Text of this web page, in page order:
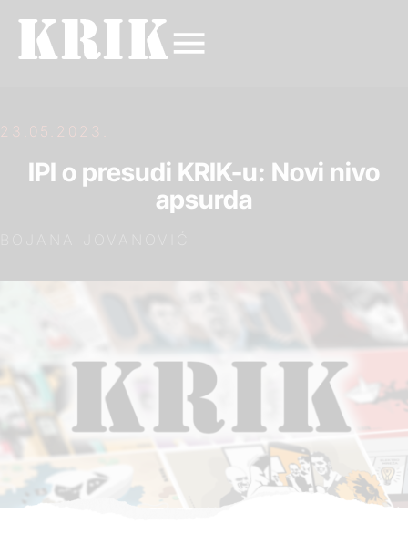
23.05.2023.
IPI o presudi KRIK-u: Novi nivo
apsurda